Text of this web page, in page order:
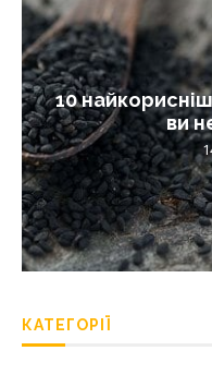
10
ви
КАТЕГОРІЇ